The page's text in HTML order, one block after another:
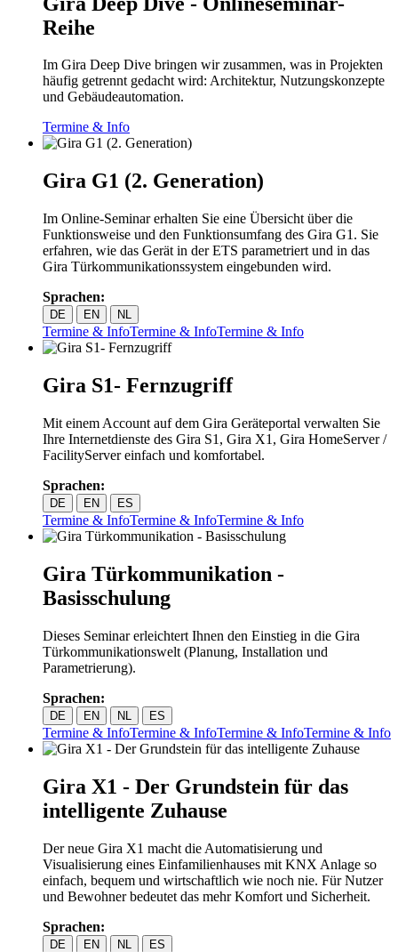
Reihe
Im Gira Deep Dive bringen wir zusammen, was in Projekten
häufig getrennt gedacht wird: Architektur, Nutzungskonzepte
und Gebäudeautomation.
Termine & Info
Gira G1 (2. Generation)
Im Online-Seminar erhalten Sie eine Übersicht über die
Funktionsweise und den Funktionsumfang des Gira G1. Sie
erfahren, wie das Gerät in der ETS parametriert und in das
Gira Türkommunikationssystem eingebunden wird.
Sprachen:
DE EN NL
Termine & InfoTermine & InfoTermine & Info
Gira S1- Fernzugriff
Mit einem Account auf dem Gira Geräteportal verwalten Sie
Ihre Internetdienste des Gira S1, Gira X1, Gira HomeServer /
FacilityServer einfach und komfortabel.
Sprachen:
DE EN ES
Termine & InfoTermine & InfoTermine & Info
Gira Türkommunikation -
Basisschulung
Dieses Seminar erleichtert Ihnen den Einstieg in die Gira
Türkommunikationswelt (Planung, Installation und
Parametrierung).
Sprachen:
DE EN NL ES
Termine & InfoTermine & InfoTermine & InfoTermine & Info
Gira X1 - Der Grundstein für das
intelligente Zuhause
Der neue Gira X1 macht die Automatisierung und
Visualisierung eines Einfamilienhauses mit KNX Anlage so
einfach, bequem und wirtschaftlich wie noch nie. Für Nutzer
und Bewohner bedeutet das mehr Komfort und Sicherheit.
Sprachen:
DE EN NL ES